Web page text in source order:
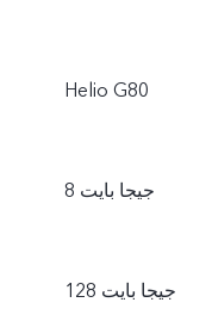
Helio G80
8 جيجا بايت
128 جيجا بايت